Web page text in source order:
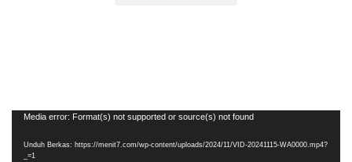
Pemutar
Media error: Format(s) not supported or source(s) not found
Unduh Berkas: https://menit7.com/wp-content/uploads/2024/11/VID-20241115-WA0000.mp4?
_=1